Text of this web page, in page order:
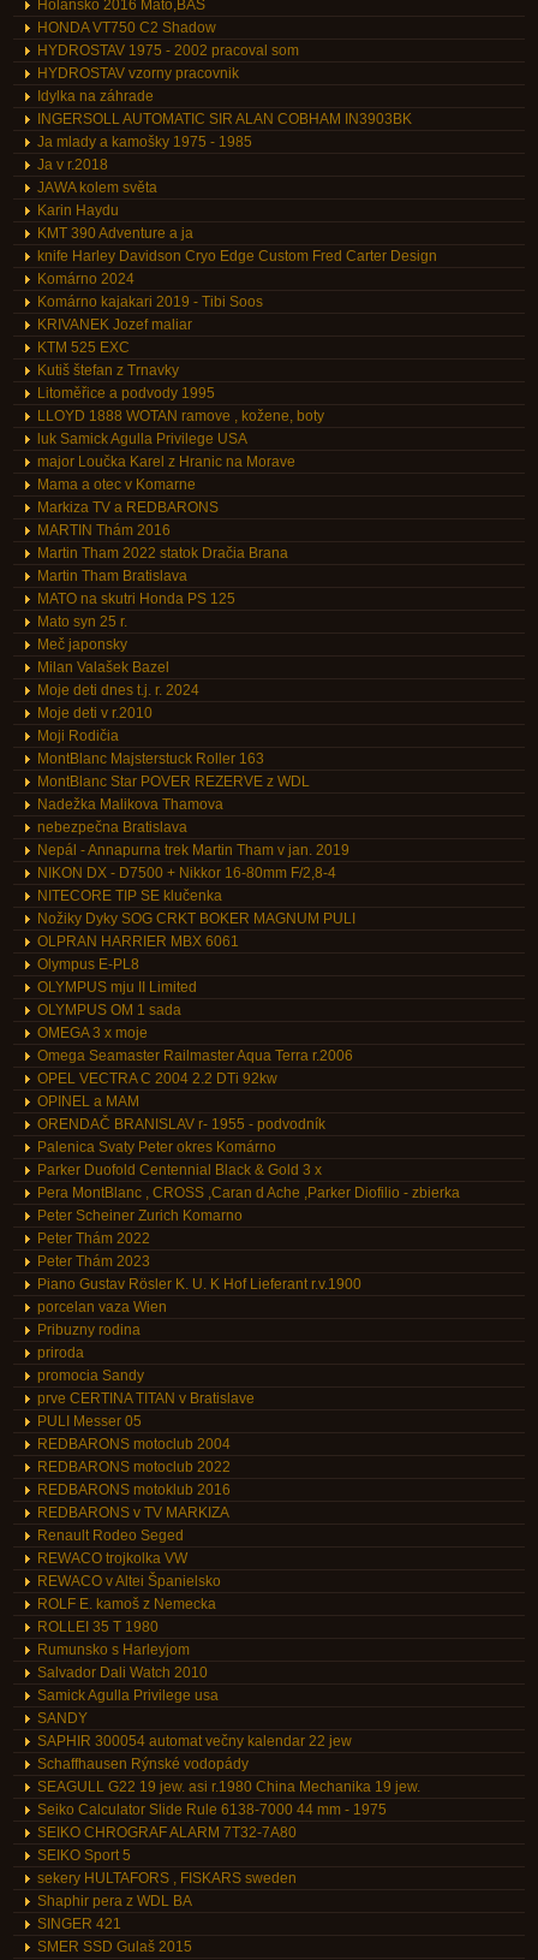
Holansko 2016 Mato,BAS
HONDA VT750 C2 Shadow
HYDROSTAV 1975 - 2002 pracoval som
HYDROSTAV vzorny pracovnik
Idylka na záhrade
INGERSOLL AUTOMATIC SIR ALAN COBHAM IN3903BK
Ja mlady a kamošky 1975 - 1985
Ja v r.2018
JAWA kolem světa
Karin Haydu
KMT 390 Adventure a ja
knife Harley Davidson Cryo Edge Custom Fred Carter Design
Komárno 2024
Komárno kajakari 2019 - Tibi Soos
KRIVANEK Jozef maliar
KTM 525 EXC
Kutiš štefan z Trnavky
Litoměřice a podvody 1995
LLOYD 1888 WOTAN ramove , kožene, boty
luk Samick Agulla Privilege USA
major Loučka Karel z Hranic na Morave
Mama a otec v Komarne
Markiza TV a REDBARONS
MARTIN Thám 2016
Martin Tham 2022 statok Dračia Brana
Martin Tham Bratislava
MATO na skutri Honda PS 125
Mato syn 25 r.
Meč japonsky
Milan Valašek Bazel
Moje deti dnes t.j. r. 2024
Moje deti v r.2010
Moji Rodičia
MontBlanc Majsterstuck Roller 163
MontBlanc Star POVER REZERVE z WDL
Nadežka Malikova Thamova
nebezpečna Bratislava
Nepál - Annapurna trek Martin Tham v jan. 2019
NIKON DX - D7500 + Nikkor 16-80mm F/2,8-4
NITECORE TIP SE klučenka
Nožiky Dyky SOG CRKT BOKER MAGNUM PULI
OLPRAN HARRIER MBX 6061
Olympus E-PL8
OLYMPUS mju II Limited
OLYMPUS OM 1 sada
OMEGA 3 x moje
Omega Seamaster Railmaster Aqua Terra r.2006
OPEL VECTRA C 2004 2.2 DTi 92kw
OPINEL a MAM
ORENDAČ BRANISLAV r- 1955 - podvodník
Palenica Svaty Peter okres Komárno
Parker Duofold Centennial Black & Gold 3 x
Pera MontBlanc , CROSS ,Caran d Ache ,Parker Diofilio - zbierka
Peter Scheiner Zurich Komarno
Peter Thám 2022
Peter Thám 2023
Piano Gustav Rösler K. U. K Hof Lieferant r.v.1900
porcelan vaza Wien
Pribuzny rodina
priroda
promocia Sandy
prve CERTINA TITAN v Bratislave
PULI Messer 05
REDBARONS motoclub 2004
REDBARONS motoclub 2022
REDBARONS motoklub 2016
REDBARONS v TV MARKIZA
Renault Rodeo Seged
REWACO trojkolka VW
REWACO v Altei Španielsko
ROLF E. kamoš z Nemecka
ROLLEI 35 T 1980
Rumunsko s Harleyjom
Salvador Dali Watch 2010
Samick Agulla Privilege usa
SANDY
SAPHIR 300054 automat večny kalendar 22 jew
Schaffhausen Rýnské vodopády
SEAGULL G22 19 jew. asi r.1980 China Mechanika 19 jew.
Seiko Calculator Slide Rule 6138-7000 44 mm - 1975
SEIKO CHROGRAF ALARM 7T32-7A80
SEIKO Sport 5
sekery HULTAFORS , FISKARS sweden
Shaphir pera z WDL BA
SINGER 421
SMER SSD Gulaš 2015